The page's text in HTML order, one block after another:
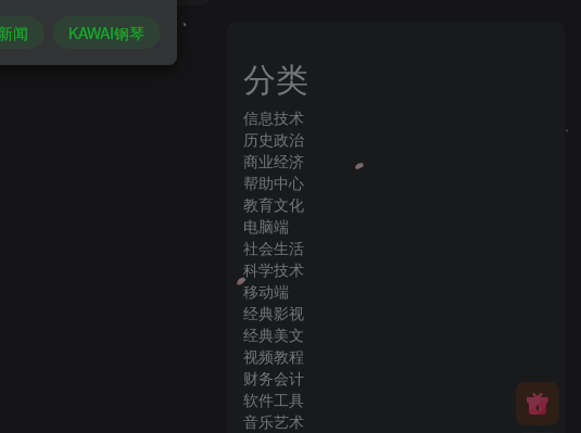
分类
信息技术
历史政治
商业经济
帮助中心
教育文化
电脑端
社会生活
科学技术
移动端
经典影视
经典美文
视频教程
财务会计
软件工具
音乐艺术
闻 KAWAI钢琴